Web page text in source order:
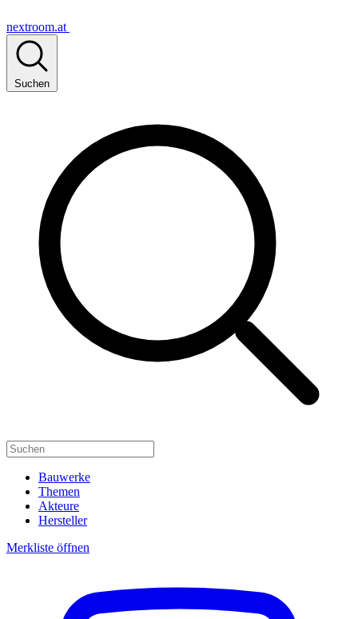
nextroom.at
Suchen
Bauwerke
Themen
Akteure
Hersteller
Merkliste öffnen